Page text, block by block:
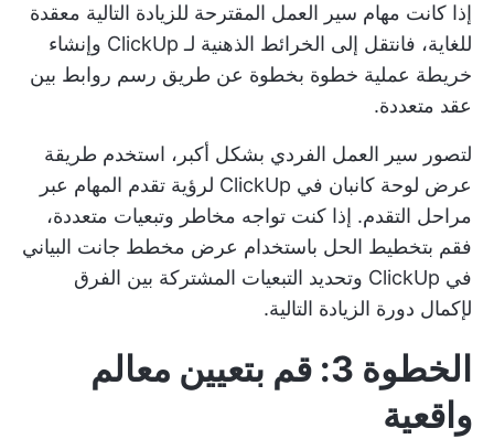
إذا كانت مهام سير العمل المقترحة للزيادة التالية معقدة
للغاية، فانتقل إلى الخرائط الذهنية لـ ClickUp
وإنشاء
خريطة عملية خطوة بخطوة عن طريق رسم روابط بين
عقد متعددة.
لتصور سير العمل الفردي بشكل أكبر، استخدم طريقة
عرض لوحة كانبان في ClickUp
لرؤية تقدم المهام عبر
مراحل التقدم. إذا كنت تواجه مخاطر وتبعيات متعددة،
فقم بتخطيط الحل باستخدام عرض مخطط جانت البياني
في ClickUp
وتحديد التبعيات المشتركة بين الفرق
لإكمال دورة الزيادة التالية.
الخطوة 3: قم بتعيين معالم
واقعية